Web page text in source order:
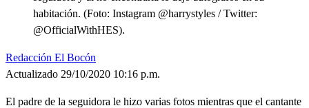
habitación. (Foto: Instagram @harrystyles / Twitter:
@OfficialWithHES).
Redacción El Bocón
Actualizado 29/10/2020 10:16 p.m.
El padre de la seguidora le hizo varias fotos mientras que el cantante